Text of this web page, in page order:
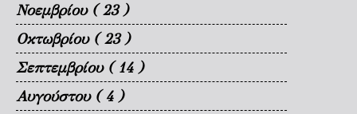
Νοεμβρίου ( 23 )
Οκτωβρίου ( 23 )
Σεπτεμβρίου ( 14 )
Αυγούστου ( 4 )